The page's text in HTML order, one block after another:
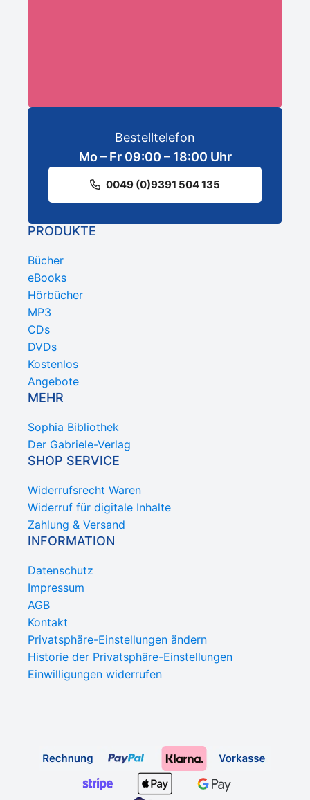
Bestelltelefon
Mo – Fr 09:00 – 18:00 Uhr
0049 (0)9391 504 135
PRODUKTE
Bücher
eBooks
Hörbücher
MP3
CDs
DVDs
Kostenlos
Angebote
MEHR
Sophia Bibliothek
Der Gabriele-Verlag
SHOP SERVICE
Widerrufsrecht Waren
Widerruf für digitale Inhalte
Zahlung & Versand
INFORMATION
Datenschutz
Impressum
AGB
Kontakt
Privatsphäre-Einstellungen ändern
Historie der Privatsphäre-Einstellungen
Einwilligungen widerrufen